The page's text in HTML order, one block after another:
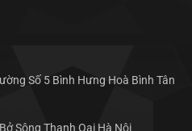
Số 5 Bình Hưng Hoà Bình Tân